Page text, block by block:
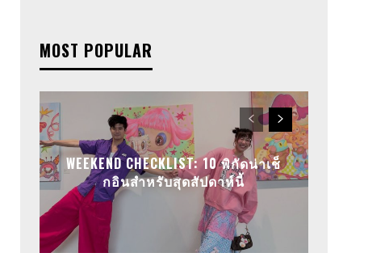
MOST POPULAR
WEEKEND CHECKLIST: 10 พิกัดน่าเช็
กอินสำหรับสุดสัปดาห์นี้